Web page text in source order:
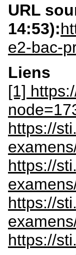
URL
14:53):
e2-bac-
Liens
[1]
https://
https://
https://
https://